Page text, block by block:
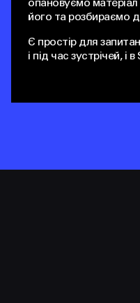
опановуємо
його та розбираємо
Є простір для
і під час зустрічей, і